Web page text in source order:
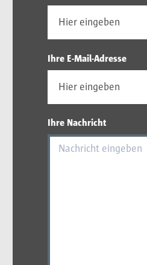
Ihre E-Mail-Adresse
Ihre Nachricht